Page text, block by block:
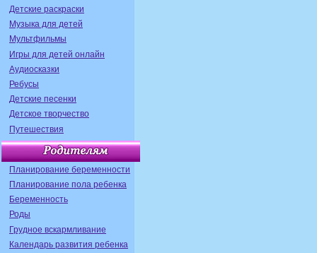
Детские раскраски
Музыка для детей
Мультфильмы
Игры для детей онлайн
Аудиосказки
Ребусы
Детские песенки
Детское творчество
Путешествия
Планирование беременности
Планирование пола ребенка
Беременность
Роды
Грудное вскармливание
Календарь развития ребенка